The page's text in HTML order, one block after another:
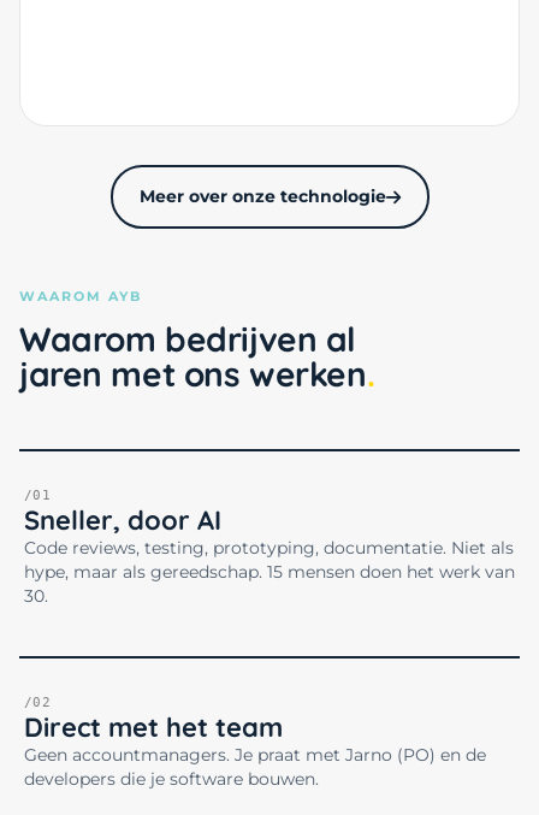
Meer over onze technologie
WAAROM AYB
Waarom bedrijven al
jaren met ons werken
/01
Sneller, door AI
Code reviews, testing, prototyping, documentatie. Niet als
hype, maar als gereedschap. 15 mensen doen het werk van
30.
/02
Direct met het team
Geen accountmanagers. Je praat met Jarno (PO) en de
developers die je software bouwen.